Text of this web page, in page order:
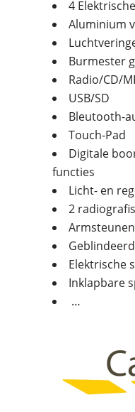
4
Aluminium
Burmester
Radio/CD/
USB/SD
Bleutooth-
Touch-Pad
Digitale
functies
Licht- en
2
Armsteunen
Elektrische
Inklapbare
…